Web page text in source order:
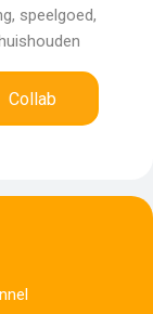
speelgoed,
Collab